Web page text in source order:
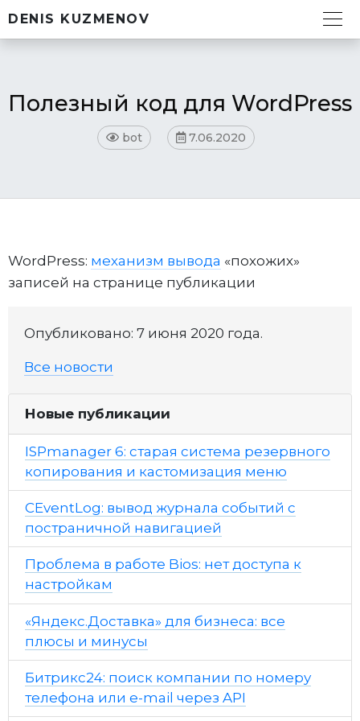
DENIS KUZMENOV
Полезный код для WordPress
bot 7.06.2020
WordPress: механизм вывода «похожих»
записей на странице публикации
Опубликовано: 7 июня 2020 года.
Все новости
Новые публикации
ISPmanager 6: старая система резервного
копирования и кастомизация меню
CEventLog: вывод журнала событий с
постраничной навигацией
Проблема в работе Bios: нет доступа к
настройкам
«Яндекс.Доставка» для бизнеса: все
плюсы и минусы
Битрикс24: поиск компании по номеру
телефона или e-mail через API